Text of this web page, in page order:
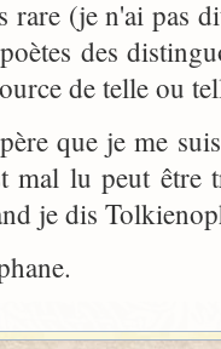
rare (je n'ai pas
des
de telle ou
que je me
mal lu peut être
je dis